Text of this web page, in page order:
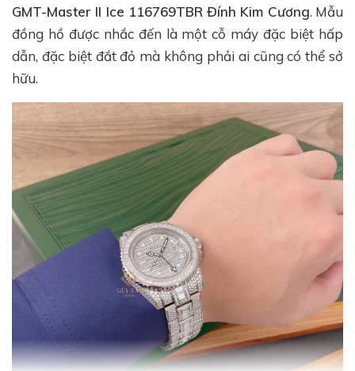
GMT-Master II Ice 116769TBR Đính Kim Cương. Mẫu
đồng hồ được nhắc đến là một cỗ máy đặc biệt hấp
dẫn, đặc biệt đắt đỏ mà không phải ai cũng có thể sở
hữu.